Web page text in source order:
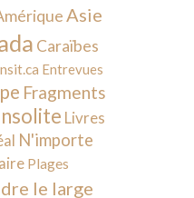
Asie
Caraïbes
Entrevues
Fragments
Livres
N'importe
Plages
le large